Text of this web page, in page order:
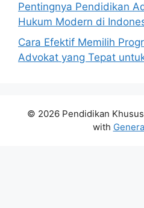
Pentingnya Pendidikan
Hukum Modern di
Cara Efektif Memilih
Advokat yang Tepat
© 2026 Pendidikan
with